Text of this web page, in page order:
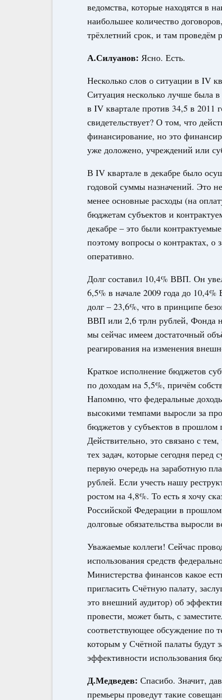
ведомства, которые находятся в
наибольшее количество
трёхлетний срок, и там проведём
А.Силуанов: Ясно. Есть.
Несколько слов о ситуации в IV
Ситуация несколько лучше была
в IV квартале против 34,5 в 2011
свидетельствует? О том, что
финансирование, но это
уже доложено, учреждений или
В IV квартале в декабре было
годовой суммы назначений. Это
менее основные расходы (на
бюджетам субъектов и
декабре – это были
поэтому вопросы о контрактах, о
оперативно.
Долг составил 10,4% ВВП. Он
6,5% в начале 2009 года до
долг – 23,6%, что в принципе
ВВП или 2,6 трлн рублей, Фонда
мы сейчас имеем достаточный
реагирования на изменения
Краткое исполнение бюджетов
по доходам на 5,5%, причём
Напомню, что федеральные
высокими темпами выросли за
бюджетов у субъектов в прошлом
Действительно, это связано с
тех задач, которые сегодня
первую очередь на заработную
рублей. Если учесть нашу
ростом на 4,8%. То есть я хочу
Российской Федерации в
долговые обязательства выросли
Уважаемые коллеги! Сейчас
использования средств
Министерства финансов какое
пригласить Счётную палату,
это внешний аудитор) об
провести, может быть, с
соответствующее обсуждение по
которым у Счётной палаты будут
эффективности использования
Д.Медведев: Спасибо. Значит,
премьеры проведут такие